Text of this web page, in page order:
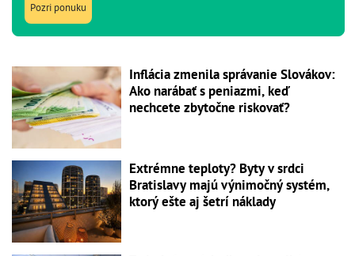
Pozri ponuku
Inflácia zmenila správanie Slovákov:
Ako narábať s peniazmi, keď
nechcete zbytočne riskovať?
Extrémne teploty? Byty v srdci
Bratislavy majú výnimočný systém,
ktorý ešte aj šetrí náklady